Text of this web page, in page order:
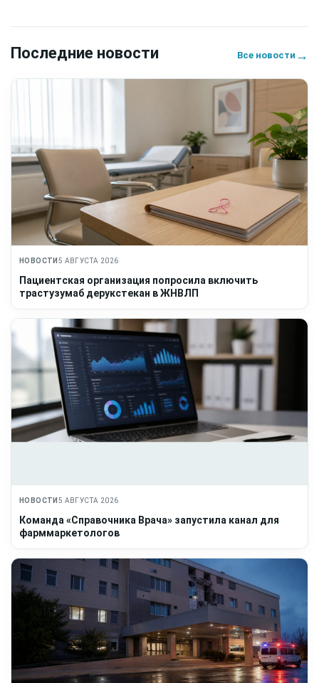
Последние новости Все новости →
НОВОСТИ 5 АВГУСТА 2026
Пациентская организация попросила включить
трастузумаб дерукстекан в ЖНВЛП
НОВОСТИ 5 АВГУСТА 2026
Команда «Справочника Врача» запустила канал для
фарммаркетологов